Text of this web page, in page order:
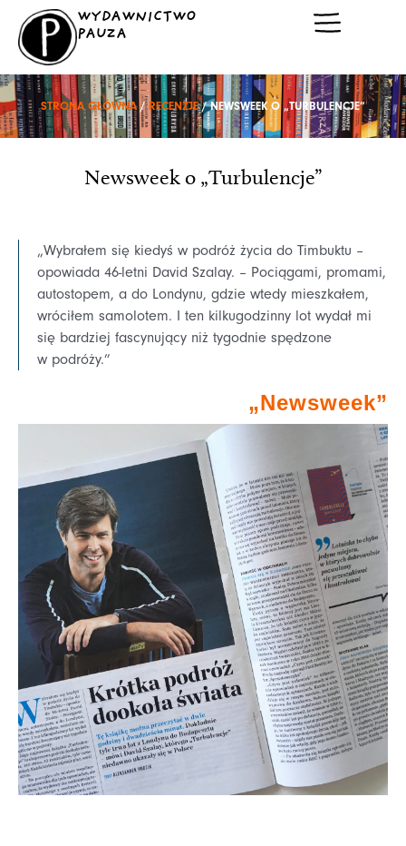
Przejdź
treści
WYDAWNICTWO
PAUZA
STRONA GŁÓWNA/RECENZJE/ NEWSWEEK O „TURBULENCJE”
Newsweek o „Turbulencje”
„Wybrałem się kiedyś w podróż życia do Timbuktu –
opowiada 46-letni David Szalay. – Pociągami, promami,
autostopem, a do Londynu, gdzie wtedy mieszkałem,
wróciłem samolotem. I ten kilkugodzinny lot wydał mi
się bardziej fascynujący niż tygodnie spędzone
w podróży.”
„Newsweek”